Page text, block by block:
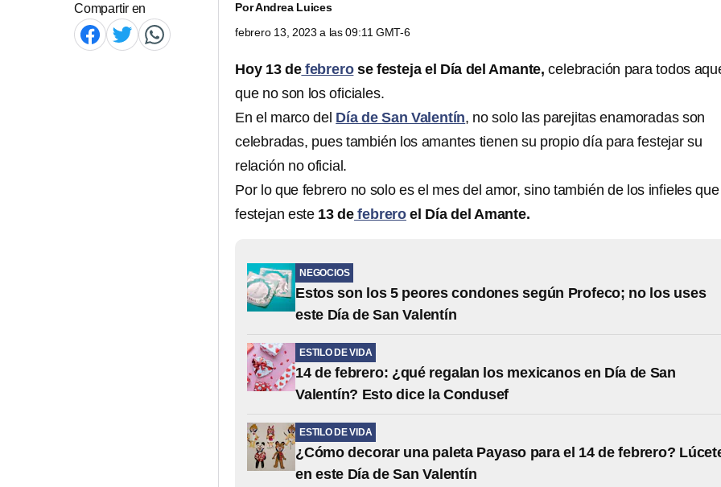
Compartir en PorAndrea Luices
febrero 13, 2023 a las 09:11 GMT-6
Hoy 13 defebrerose festeja el Día del Amante,celebración para todos
que no son los oficiales.
En el marco del Día de San Valentín, no solo las parejitas enamoradas son
celebradas, pues también los amantes tienen su propio día para festejar su
relación no oficial.
Por lo que febrero no solo es el mes del amor, sino también de los infieles que
festejan este 13 de febrero el Día del Amante.
NEGOCIOS
Estos son los 5 peores condones según Profeco; no los uses
este Día de San Valentín
ESTILO DE VIDA
14 de febrero: ¿qué regalan los mexicanos en Día de San
Valentín? Esto dice la Condusef
ESTILO DE VIDA
¿Cómo decorar una paleta Payaso para el 14 de febrero?
en este Día de San Valentín